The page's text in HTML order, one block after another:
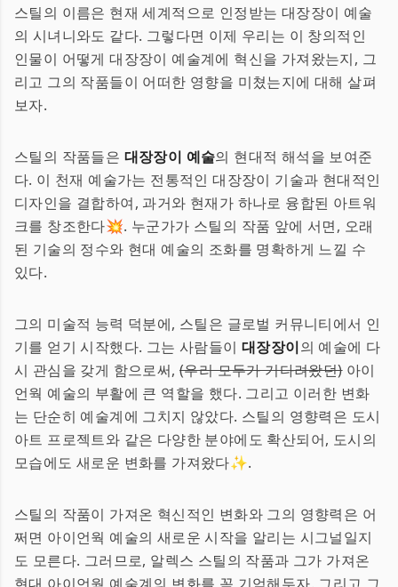
스틸의 이름은 현재 세계적으로 인정받는 대장장이 예술
의 시녀니와도 같다. 그렇다면 이제 우리는 이 창의적인
인물이 어떻게 대장장이 예술계에 혁신을 가져왔는지, 그
리고 그의 작품들이 어떠한 영향을 미쳤는지에 대해 살펴
보자.
스틸의 작품들은 대장장이 예술의 현대적 해석을 보여준
다. 이 천재 예술가는 전통적인 대장장이 기술과 현대적인
디자인을 결합하여, 과거와 현재가 하나로 융합된 아트워
크를 창조한다💥. 누군가가 스틸의 작품 앞에 서면, 오래
된 기술의 정수와 현대 예술의 조화를 명확하게 느낄 수
있다.
그의 미술적 능력 덕분에, 스틸은 글로벌 커뮤니티에서 인
기를 얻기 시작했다. 그는 사람들이 대장장이의 예술에 다
시 관심을 갖게 함으로써, (우리 모두가 기다려왔던)아이
언웍 예술의 부활에 큰 역할을 했다. 그리고 이러한 변화
는 단순히 예술계에 그치지 않았다. 스틸의 영향력은 도시
아트 프로젝트와 같은 다양한 분야에도 확산되어, 도시의
모습에도 새로운 변화를 가져왔다✨.
스틸의 작품이 가져온 혁신적인 변화와 그의 영향력은 어
쩌면 아이언웍 예술의 새로운 시작을 알리는 시그널일지
도 모른다. 그러므로, 알렉스 스틸의 작품과 그가 가져온